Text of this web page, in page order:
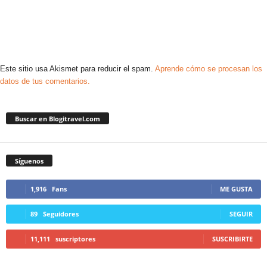
Este sitio usa Akismet para reducir el spam. Aprende cómo se procesan los
datos de tus comentarios.
Buscar en Blogitravel.com
Síguenos
1,916 Fans ME GUSTA
89 Seguidores SEGUIR
11,111 suscriptores SUSCRIBIRTE